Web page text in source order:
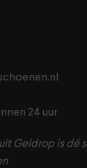
24 uur
Geldrop is dé